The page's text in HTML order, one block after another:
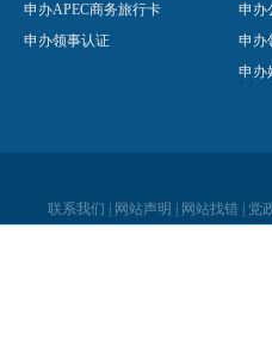
申办APEC商务旅行卡
申办领事认证
申办
申办
申办
联系我们 网站声明 网站找错 党